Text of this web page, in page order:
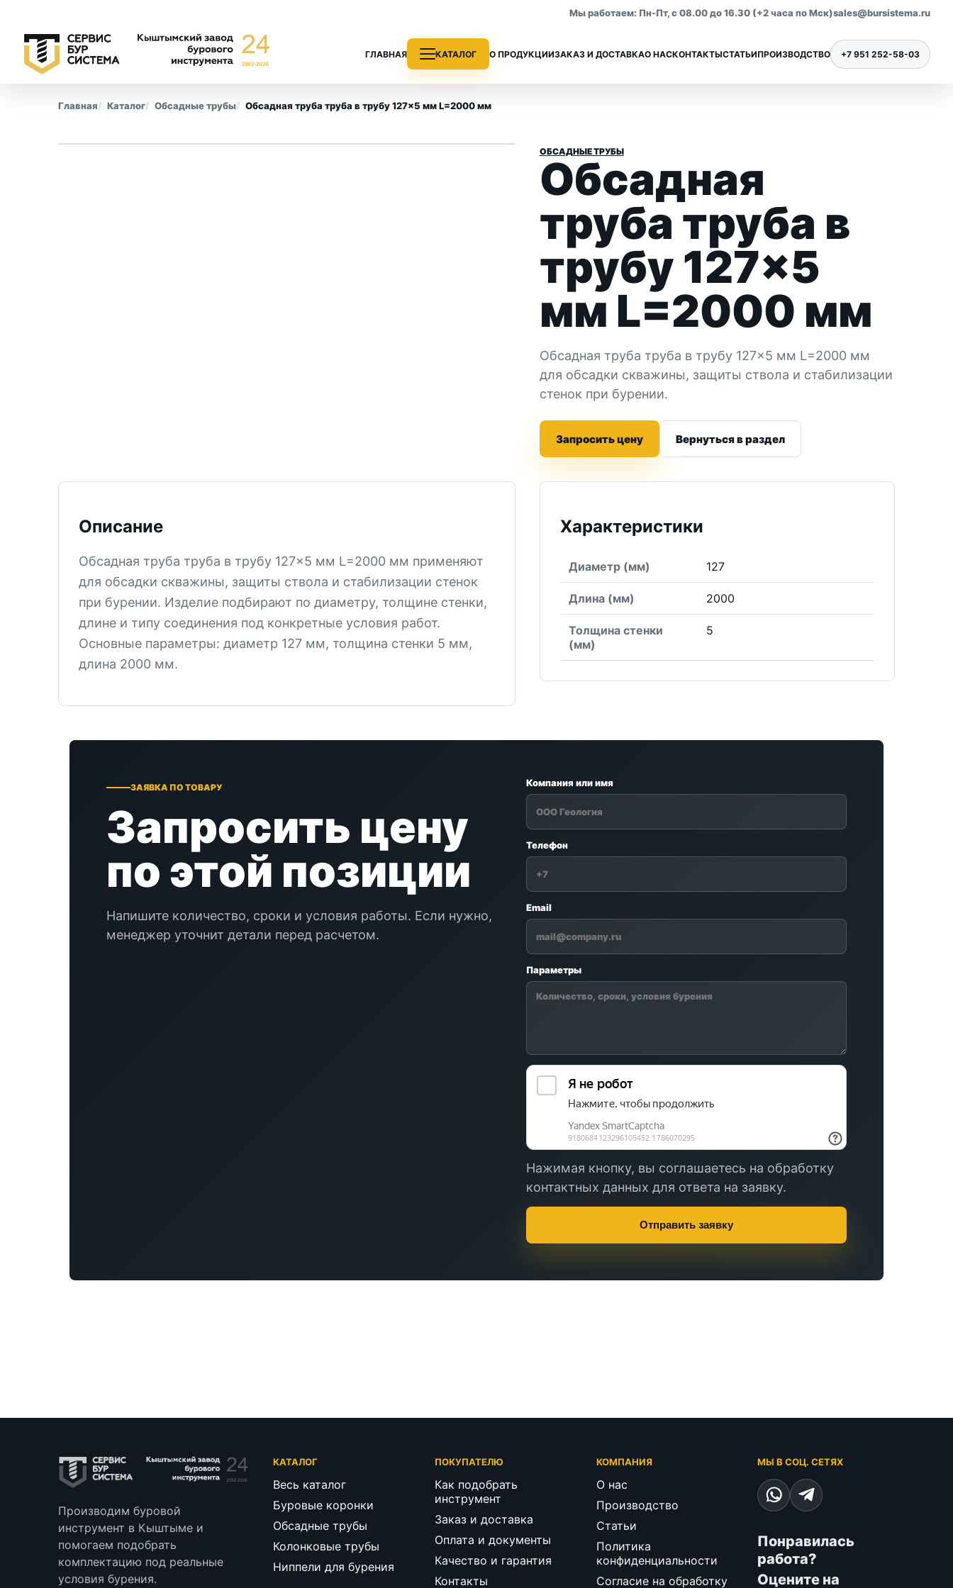
Мы работаем: Пн-Пт, с 08.00 до 16.30 (+2 часа по Мск)sales@bursistema.ru
ГЛАВНАЯ КАТАЛОГ
КТ-2
Все позиции раздела
Колонковые трубы
Все позиции раздела Все позиции раздела
О ПРОДУКЦИИЗАКАЗ И ДОСТАВКАО НАСКОНТАКТЫСТАТЬИПРОИЗВОДСТВО +7 951 252-58-03
Главная Каталог Обсадные трубы Обсадная труба труба в трубу 127×5 мм L=2000 мм
ОБСАДНЫЕ ТРУБЫ
Обсадная
труба труба в
трубу 127×5
мм L=2000 мм
Обсадная труба труба в трубу 127×5 мм L=2000 мм
для обсадки скважины, защиты ствола и стабилизации
стенок при бурении.
Запросить цену Вернуться в раздел
Описание
Обсадная труба труба в трубу 127×5 мм L=2000 мм применяют
для обсадки скважины, защиты ствола и стабилизации стенок
при бурении. Изделие подбирают по диаметру, толщине стенки,
длине и типу соединения под конкретные условия работ.
Основные параметры: диаметр 127 мм, толщина стенки 5 мм,
длина 2000 мм.
Характеристики
Диаметр (мм) 127
Длина (мм) 2000
Толщина стенки
(мм)
5
ЗАЯВКА ПО ТОВАРУ
Запросить цену
по этой позиции
Напишите количество, сроки и условия работы. Если нужно,
менеджер уточнит детали перед расчетом.
Компания или имя
Телефон
Email
Параметры
Нажимая кнопку, вы соглашаетесь на обработку
контактных данных для ответа на заявку.
Отправить заявку
Производим буровой
инструмент в Кыштыме и
помогаем подобрать
комплектацию под реальные
условия бурения.
КАТАЛОГ
Весь каталог
Буровые коронки
Обсадные трубы
Колонковые трубы
Ниппели для бурения
ПОКУПАТЕЛЮ
Как подобрать
инструмент
Заказ и доставка
Оплата и документы
Качество и гарантия
Контакты
КОМПАНИЯ
О нас
Производство
Статьи
Политика
конфиденциальности
Согласие на обработку
МЫ В СОЦ. СЕТЯХ
Понравилась
работа?
Оцените на